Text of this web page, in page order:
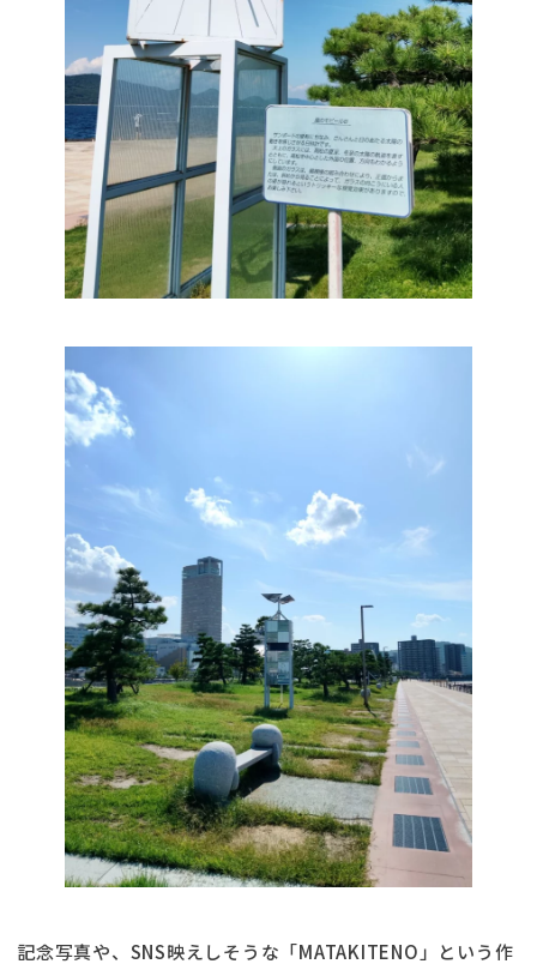
記念写真や、SNS映えしそうな「MATAKITENO」という作